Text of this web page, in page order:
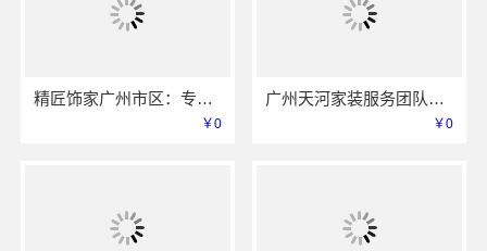
精匠饰家广州市区：专业毛坯房家装设计，品质之选
￥0
广州天河家装服务团队精装房改造精匠饰家
￥0